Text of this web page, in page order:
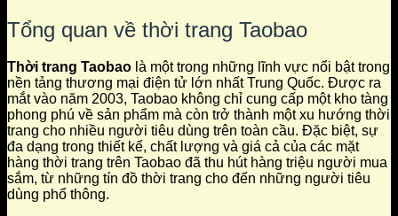
Tổng quan về thời trang Taobao
Thời trang Taobao là một trong những lĩnh vực nổi bật trong
nền tảng thương mại điện tử lớn nhất Trung Quốc. Được ra
mắt vào năm 2003, Taobao không chỉ cung cấp một kho tàng
phong phú về sản phẩm mà còn trở thành một xu hướng thời
trang cho nhiều người tiêu dùng trên toàn cầu. Đặc biệt, sự
đa dạng trong thiết kế, chất lượng và giá cả của các mặt
hàng thời trang trên Taobao đã thu hút hàng triệu người mua
sắm, từ những tín đồ thời trang cho đến những người tiêu
dùng phổ thông.